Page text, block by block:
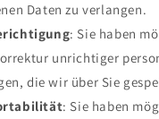
Daten zu verlangen.
: Sie haben
unrichtiger
die wir über Sie
: Sie haben